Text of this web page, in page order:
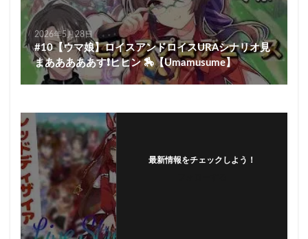
2026年5月28日
#10【ウマ娘】ロイスアンドロイスURAシナリオ見
まあああああす❗ヒヒン 🏇【Umamusume】
最新情報をチェックしよう！